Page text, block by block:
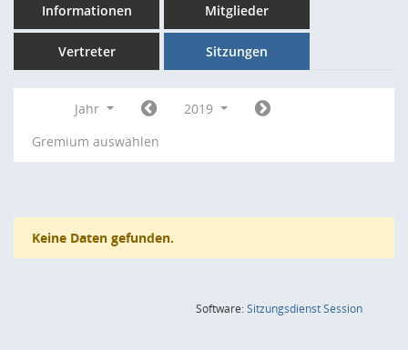
Informationen Mitglieder
Vertreter Sitzungen
Jahr
2019
Gremium auswählen
Keine Daten gefunden.
Software:SitzungsdienstSession(Wird in